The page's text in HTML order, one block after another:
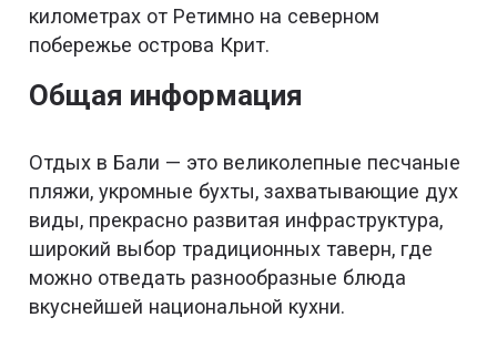
километрах от Ретимно на северном
побережье острова Крит.
Общая информация
Отдых в Бали — это великолепные песчаные
пляжи, укромные бухты, захватывающие дух
виды, прекрасно развитая инфраструктура,
широкий выбор традиционных таверн, где
можно отведать разнообразные блюда
вкуснейшей национальной кухни.